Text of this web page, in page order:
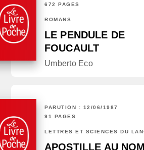
672 PAGES
ROMANS
LE PENDULE DE
FOUCAULT
Umberto Eco
PARUTION : 12/06/1987
91 PAGES
LETTRES ET SCIENCES DU
APOSTILLE AU NOM